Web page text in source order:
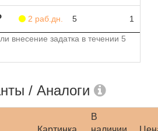
2 раб.дн. 5 1
внесение задатка в течении 5
/ Аналоги
В